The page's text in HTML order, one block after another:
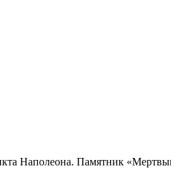
Наполеона. Памятник